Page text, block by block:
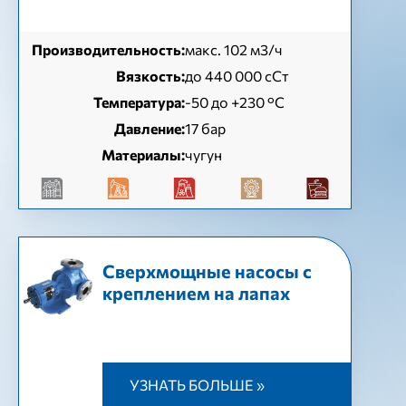
Производительность:макс. 102 м3/ч
Вязкость:до 440 000 сСт
Температура:-50 до +230 °C
Давление:17 бар
Материалы:чугун
Cверхмощные насосы с
креплением на лапах
УЗНАТЬ БОЛЬШЕ »